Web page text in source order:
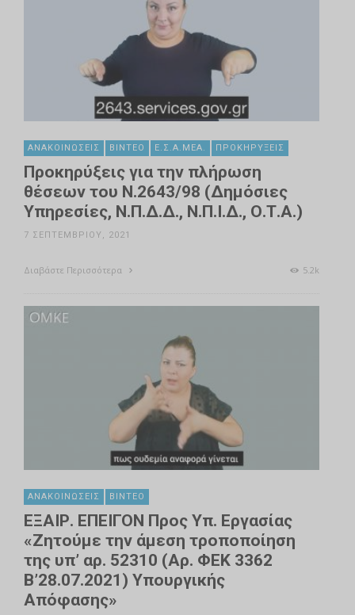
ΑΝΑΚΟΙΝΏΣΕΙΣ ΒΊΝΤΕΟ Ε.Σ.Α.ΜΕΑ. ΠΡΟΚΗΡΎΞΕΙΣ
Προκηρύξεις για την πλήρωση
θέσεων του Ν.2643/98 (Δημόσιες
Υπηρεσίες, Ν.Π.Δ.Δ., Ν.Π.Ι.Δ., Ο.Τ.Α.)
7 ΣΕΠΤΕΜΒΡΊΟΥ, 2021
Διαβάστε Περισσότερα 5.2k
ΑΝΑΚΟΙΝΏΣΕΙΣ ΒΊΝΤΕΟ
ΕΞΑΙΡ. ΕΠΕΙΓΟΝ Προς Υπ. Εργασίας
«Ζητούμε την άμεση τροποποίηση
της υπ’ αρ. 52310 (Αρ. ΦΕΚ 3362
Β’28.07.2021) Υπουργικής
Απόφασης»